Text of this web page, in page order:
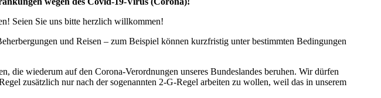
Seien Sie uns bitte herzlich willkommen!
und Reisen – zum Beispiel können kurzfristig unter bestimmten Bedingungen
die wiederum auf den Corona-Verordnungen unseres Bundeslandes beruhen. Wir dürfen
zusätzlich nur nach der sogenannten 2-G-Regel arbeiten zu wollen, weil das in unserem